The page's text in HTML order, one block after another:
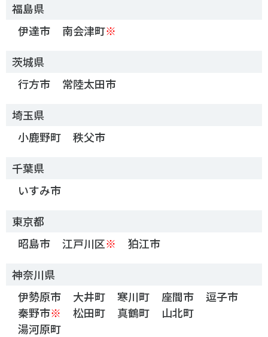
スポーツ辞典
SSF BOOKS
福島県
伊達市
南会津町※
茨城県
行方市
常陸太田市
埼玉県
小鹿野町
秩父市
千葉県
いすみ市
東京都
昭島市
江戸川区※
狛江市
神奈川県
伊勢原市
大井町 寒川町 座間市
逗子市
秦野市※ 松田町 真鶴町
山北町
湯河原町